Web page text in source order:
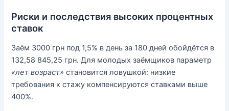
Риски и последствия высоких процентных
ставок
Заём 3000 грн под 1,5% в день за 180 дней обойдётся в
132,58 845,25 грн. Для молодых заёмщиков параметр
«лет возраст» становится ловушкой: низкие
требования к стажу компенсируются ставками выше
400%.